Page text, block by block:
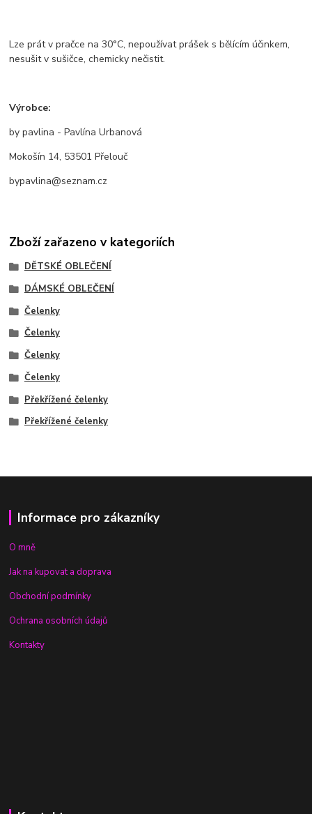
Lze prát v pračce na 30°C, nepoužívat prášek s bělícím účinkem,
nesušit v sušičce, chemicky nečistit.
Výrobce:
by pavlina - Pavlína Urbanová
Mokošín 14, 53501 Přelouč
bypavlina@seznam.cz
Zboží zařazeno v kategoriích
DĚTSKÉ OBLEČENÍ
DÁMSKÉ OBLEČENÍ
Čelenky
Čelenky
Čelenky
Čelenky
Překřížené čelenky
Překřížené čelenky
Informace pro zákazníky
O mně
Jak na kupovat a doprava
Obchodní podmínky
Ochrana osobních údajů
Kontakty